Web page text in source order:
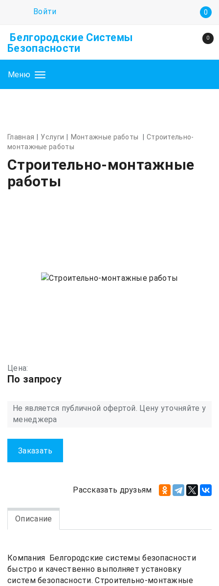
Войти 0
Белгородские Системы
Безопасности
0
Меню
Главная Услуги Монтажные работы
Строительно-
монтажные работы
Строительно-монтажные
работы
Цена:
По запросу
Не является публичной офертой. Цену уточняйте у
менеджера
Заказать
Рассказать друзьям
Описание
Компания Белгородские системы безопасности
быстро и качественно выполняет установку
систем безопасности. Строительно-монтажные